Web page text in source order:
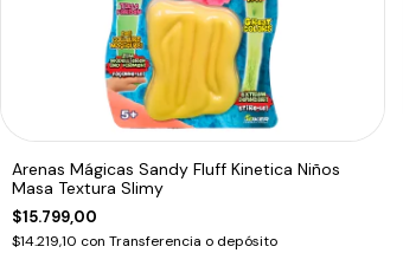
Arenas Mágicas Sandy Fluff Kinetica Niños
Masa Textura Slimy
$15.799,00
$14.219,10 con Transferencia o depósito